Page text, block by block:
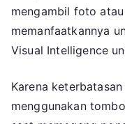
mengambil foto
memanfaatkannya
Visual Intelligence
Karena
menggunakan